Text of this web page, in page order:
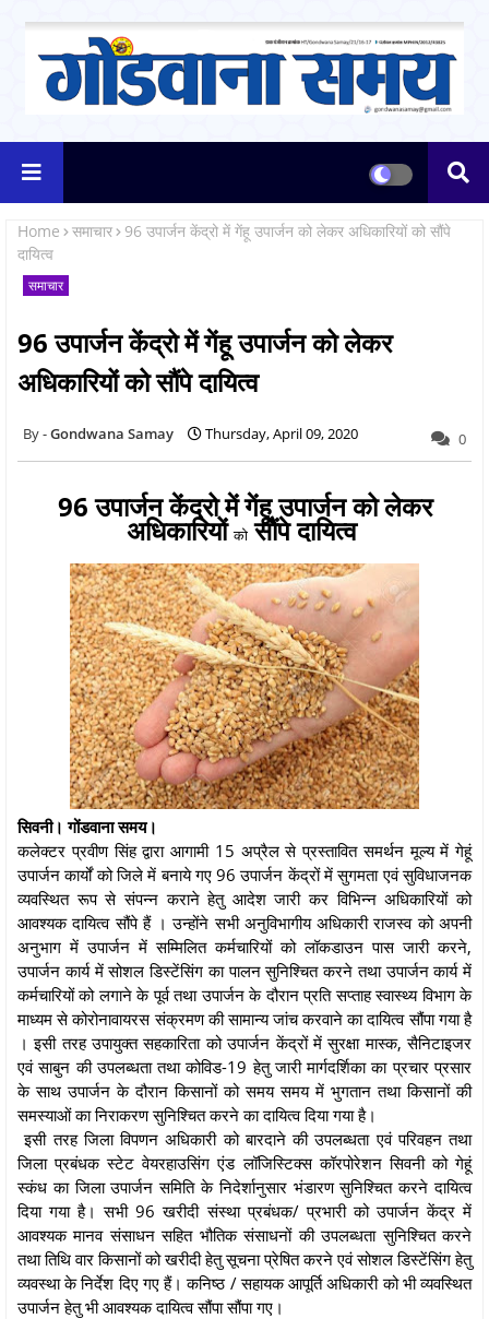
Home समाचार
96 उपार्जन केंद्रो में गेंहू उपार्जन को लेकर अधिकारियों को सौंपे
दायित्व
समाचार
96 उपार्जन केंद्रो में गेंहू उपार्जन को लेकर
अधिकारियों को सौंपे दायित्व
Gondwana Samay Thursday, April 09, 2020 0
96 उपार्जन केंद्रो में गेंहू उपार्जन को लेकर
अधिकारियोंकोसौंपे दायित्व
सिवनी। गोंडवाना समय।
कलेक्टर प्रवीण सिंह द्वारा आगामी 15 अप्रैल से प्रस्तावित समर्थन मूल्य में गेहूं
उपार्जन कार्यों को जिले में बनाये गए 96 उपार्जन केंद्रों में सुगमता एवं सुविधाजनक
व्यवस्थित रूप से संपन्न कराने हेतु आदेश जारी कर विभिन्न अधिकारियों को
आवश्यक दायित्व सौंपे हैं । उन्होंने सभी अनुविभागीय अधिकारी राजस्व को अपनी
अनुभाग में उपार्जन में सम्मिलित कर्मचारियों को लॉकडाउन पास जारी करने,
उपार्जन कार्य में सोशल डिस्टेंसिंग का पालन सुनिश्चित करने तथा उपार्जन कार्य में
कर्मचारियों को लगाने के पूर्व तथा उपार्जन के दौरान प्रति सप्ताह स्वास्थ्य विभाग के
माध्यम से कोरोनावायरस संक्रमण की सामान्य जांच करवाने का दायित्व सौंपा गया है
। इसी तरह उपायुक्त सहकारिता को उपार्जन केंद्रों में सुरक्षा मास्क, सैनिटाइजर
एवं साबुन की उपलब्धता तथा कोविड-19 हेतु जारी मार्गदर्शिका का प्रचार प्रसार
के साथ उपार्जन के दौरान किसानों को समय समय में भुगतान तथा किसानों की
समस्याओं का निराकरण सुनिश्चित करने का दायित्व दिया गया है।
इसी तरह जिला विपणन अधिकारी को बारदाने की उपलब्धता एवं परिवहन तथा
जिला प्रबंधक स्टेट वेयरहाउसिंग एंड लॉजिस्टिक्स कॉरपोरेशन सिवनी को गेहूं
स्कंध का जिला उपार्जन समिति के निदेर्शानुसार भंडारण सुनिश्चित करने दायित्व
दिया गया है। सभी 96 खरीदी संस्था प्रबंधक/ प्रभारी को उपार्जन केंद्र में
आवश्यक मानव संसाधन सहित भौतिक संसाधनों की उपलब्धता सुनिश्चित करने
तथा तिथि वार किसानों को खरीदी हेतु सूचना प्रेषित करने एवं सोशल डिस्टेंसिंग हेतु
व्यवस्था के निर्देश दिए गए हैं। कनिष्ठ / सहायक आपूर्ति अधिकारी को भी व्यवस्थित
उपार्जन हेतु भी आवश्यक दायित्व सौंपा सौंपा गए।